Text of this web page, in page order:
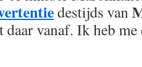
destijds van
daar vanaf. Ik heb